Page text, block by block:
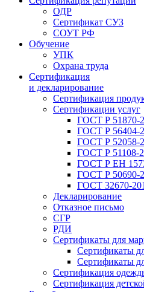
ОДР
Сертификат СУЗ
СОУТ РФ
Обучение
УПК
Охрана труда
Сертификация
и декларирование
Сертификация
Сертификации услуг
ГОСТ Р 51870-
ГОСТ Р 56404-
ГОСТ Р 52058-
ГОСТ Р 51108-
ГОСТ Р ЕН
ГОСТ Р 50690-
ГОСТ 32670-
Декларирование
Отказное письмо
СГР
РДИ
Сертификаты для
Сертификаты
Сертификаты
Сертификация
Сертификация